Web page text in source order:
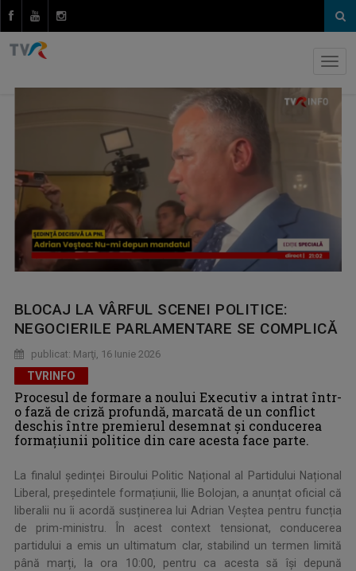
BLOCAJ LA VÂRFUL SCENEI POLITICE:
NEGOCIERILE PARLAMENTARE SE COMPLICĂ
publicat: Marţi, 16 Iunie 2026
TVRINFO
Procesul de formare a noului Executiv a intrat într-
o fază de criză profundă, marcată de un conflict
deschis între premierul desemnat și conducerea
formațiunii politice din care acesta face parte.
La finalul ședinței Biroului Politic Național al Partidului Național
Liberal, președintele formațiunii, Ilie Bolojan, a anunțat oficial că
liberalii nu îi acordă susținerea lui Adrian Veștea pentru funcția
de prim-ministru. În acest context tensionat, conducerea
partidului a emis un ultimatum clar, stabilind un termen limită
până marți, la ora 10:00, pentru ca acesta să își depună